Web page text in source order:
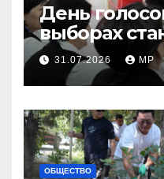
День
выборах
31.07.2026 MP
ОБЩЕСТВО